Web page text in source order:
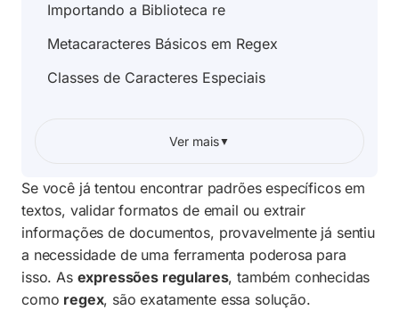
Se você já tentou encontrar padrões específicos em
textos, validar formatos de email ou extrair
informações de documentos, provavelmente já sentiu
a necessidade de uma ferramenta poderosa para
isso. As expressões regulares, também conhecidas
como regex, são exatamente essa solução.
Importando a Biblioteca re
Metacaracteres Básicos em Regex
Classes de Caracteres Especiais
Função findall() para Múltiplas Ocorrências
Substituindo Texto com sub()
Quantificadores em Expressões Regulares
Grupos de Captura
Validação de Email com Regex
Ver mais▼